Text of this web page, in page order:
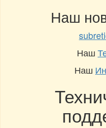
Наш
Наш
Наш